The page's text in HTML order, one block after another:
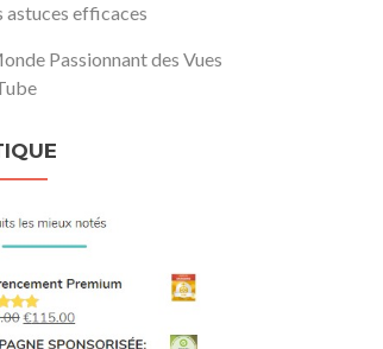
astuces efficaces
Passionnant des Vues